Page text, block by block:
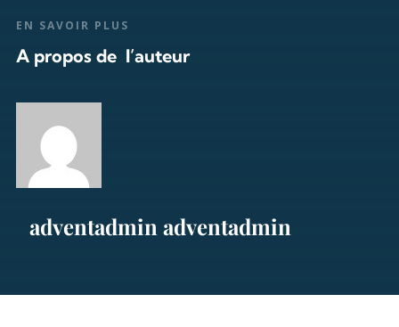
EN SAVOIR PLUS
A propos de l’auteur
adventadmin adventadmin